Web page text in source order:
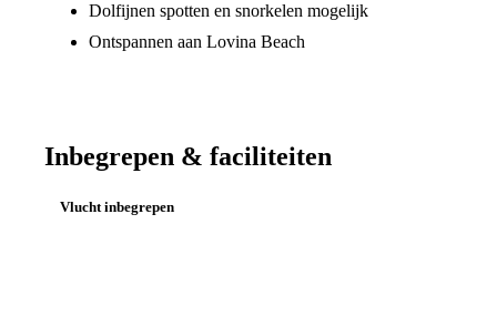
Dolfijnen spotten en snorkelen mogelijk
Ontspannen aan Lovina Beach
Inbegrepen & faciliteiten
Vlucht inbegrepen